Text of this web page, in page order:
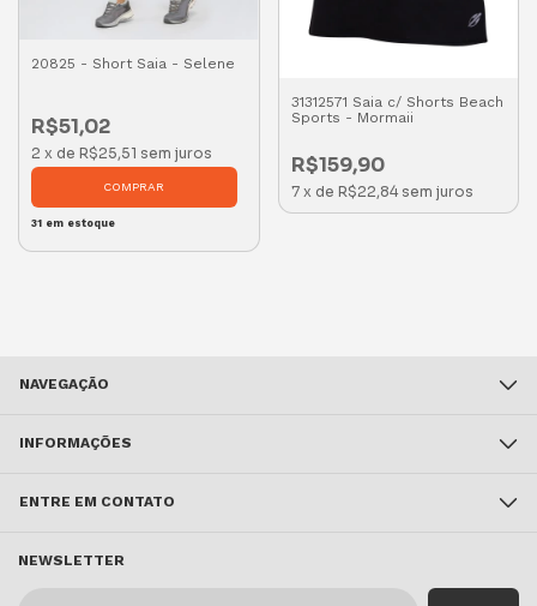
20825 - Short Saia - Selene
R$51,02
2 x de R$25,51 sem juros
COMPRAR
31 em estoque
31312571 Saia c/ Shorts Beach
Sports - Mormaii
R$159,90
7 x de R$22,84 sem juros
NAVEGAÇÃO
INFORMAÇÕES
ENTRE EM CONTATO
NEWSLETTER